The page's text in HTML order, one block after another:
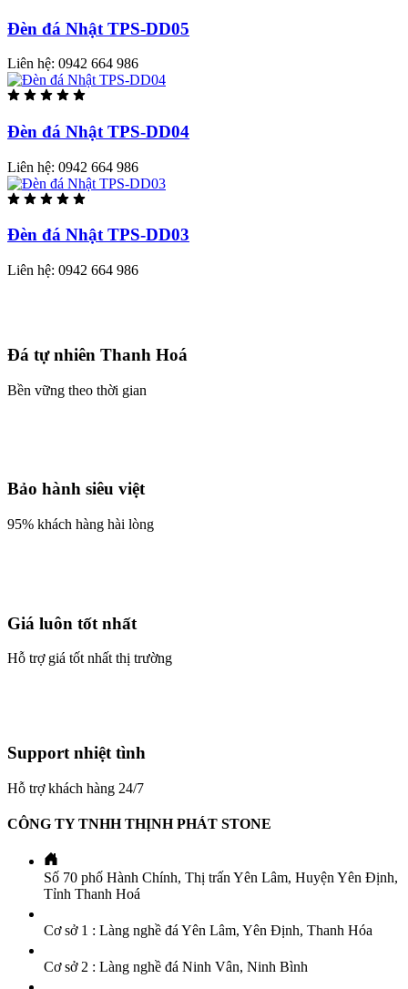
Đèn đá Nhật TPS-DD05
Liên hệ: 0942 664 986
Đèn đá Nhật TPS-DD04
Liên hệ: 0942 664 986
Đèn đá Nhật TPS-DD03
Liên hệ: 0942 664 986
Đá tự nhiên Thanh Hoá
Bền vững theo thời gian
Bảo hành siêu việt
95% khách hàng hài lòng
Giá luôn tốt nhất
Hỗ trợ giá tốt nhất thị trường
Support nhiệt tình
Hỗ trợ khách hàng 24/7
CÔNG TY TNHH THỊNH PHÁT STONE
Số 70 phố Hành Chính, Thị trấn Yên Lâm, Huyện Yên Định,
Tỉnh Thanh Hoá
Cơ sở 1 : Làng nghề đá Yên Lâm, Yên Định, Thanh Hóa
Cơ sở 2 : Làng nghề đá Ninh Vân, Ninh Bình